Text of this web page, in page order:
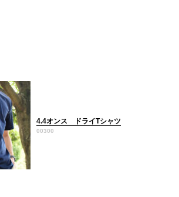
4.4オンス ドライTシャツ
00300